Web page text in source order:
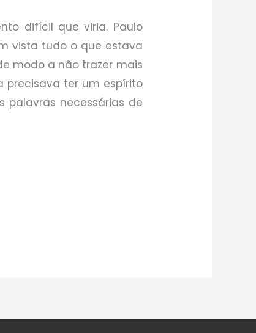
difícil que viria. Paulo
vista tudo o que estava
modo a não trazer mais
precisava ter um espírito
palavras necessárias de